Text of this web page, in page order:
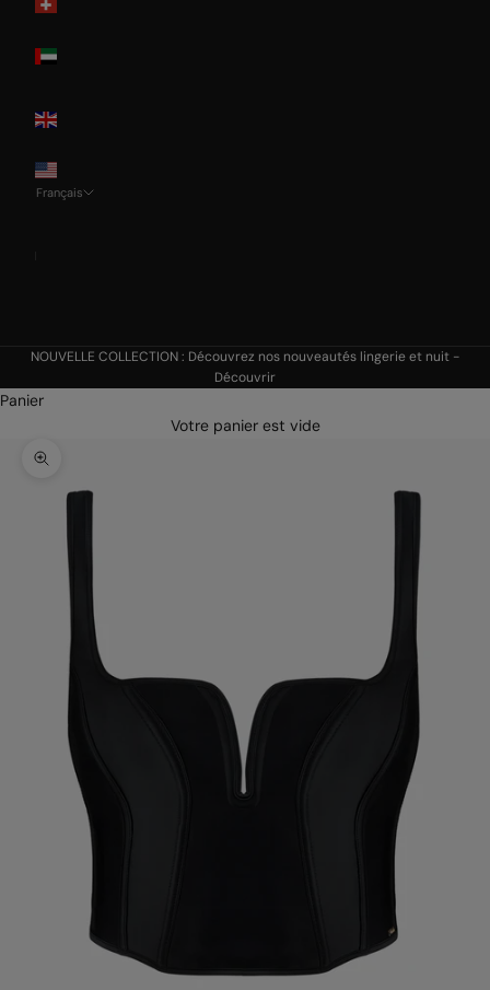
Français
NOUVELLE COLLECTION : Découvrez nos nouveautés lingerie et nuit -
Découvrir
Panier
Votre panier est vide
Zoomer sur l'image